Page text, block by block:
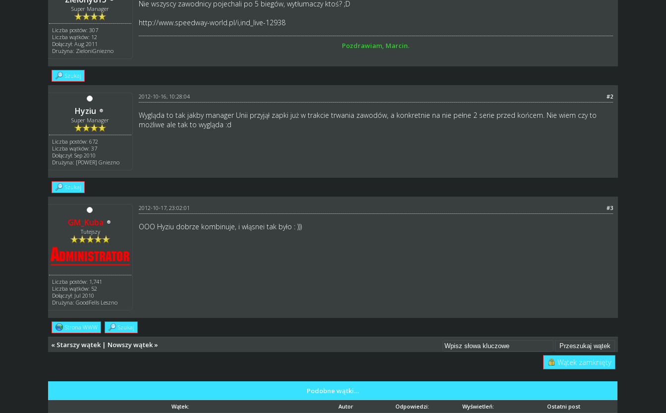
Super Manager
Liczba postów: 307
Liczba wątków: 12
Dołączył: Aug 2011
Drużyna: ZieloniGniezno
Nie wszyscy zawodnicy pojechali po 5 biegów, wytłumaczy ktoś? ;D
http://www.speedway-world.pl/i,ind_live-12938
Pozdrawiam, Marcin.
Szukaj
Hyziu
Super Manager
Liczba postów: 672
Liczba wątków: 37
Dołączył: Sep 2010
Drużyna: [POWER] Gniezno
#2
2012-10-16, 10:28:04
Wygląda to tak jakby manager Unii przyjął zapki już w trakcie trwania zawodów, a konkretnie na nie pełne 2 serie przed końcem. Nie wiem czy to
możliwe ale tak to wygląda :d
Szukaj
GM_Kuba
Tutejszy
Liczba postów: 1,741
Liczba wątków: 52
Dołączył: Jul 2010
Drużyna: GoodFells Leszno
#3
2012-10-17, 23:02:01
OOO Hyziu dobrze kombinuje, i włąsnei tak było : )))
Strona WWW Szukaj
« Starszy wątek | Nowszy wątek »
Wątek zamknięty
Podobne wątki…
Wątek: Autor Odpowiedzi: Wyświetleń: Ostatni post